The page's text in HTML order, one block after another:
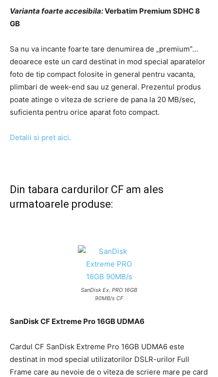
Varianta foarte accesibila:Verbatim Premium SDHC 8
GB
Sa nu va incante foarte tare denumirea de „premium”…
deoarece este un card destinat in mod special aparatelor
foto de tip compact folosite in general pentru vacanta,
plimbari de week-end sau uz general. Prezentul produs
poate atinge o viteza de scriere de pana la 20 MB/sec,
suficienta pentru orice aparat foto compact.
Detalii si pret aici.
Din tabara cardurilor CF am ales
urmatoarele produse:
SanDisk Ex. PRO 16GB
90MB/s CF
SanDisk CF Extreme Pro 16GB UDMA6
Cardul CF SanDisk Extreme Pro 16GB UDMA6 este
destinat in mod special utilizatorilor DSLR-urilor Full
Frame care au nevoie de o viteza de scriere mare pe card